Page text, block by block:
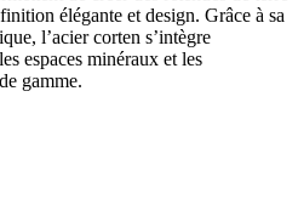
élégante et design. Grâce à sa
l’acier corten s’intègre
espaces minéraux et les
gamme.